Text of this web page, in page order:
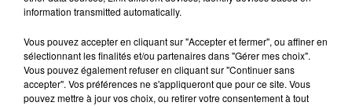
1 2 3 4 5
information transmitted automatically.
Vous pouvez accepter en cliquant sur "Accepter et fermer", ou affiner en
sélectionnant les finalités et/ou partenaires dans "Gérer mes choix".
Vous pouvez également refuser en cliquant sur "Continuer sans
accepter". Vos préférences ne s'appliqueront que pour ce site. Vous
pouvez mettre à jour vos choix, ou retirer votre consentement à tout